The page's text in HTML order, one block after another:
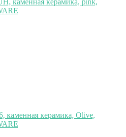
каменная керамика, Olive,